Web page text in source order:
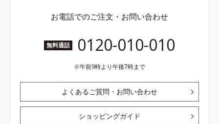
お電話でのご注文・お問い合わせ
無料通話 0120-010-010
午前9時より午後7時まで
よくあるご質問・お問い合わせ
ショッピングガイド